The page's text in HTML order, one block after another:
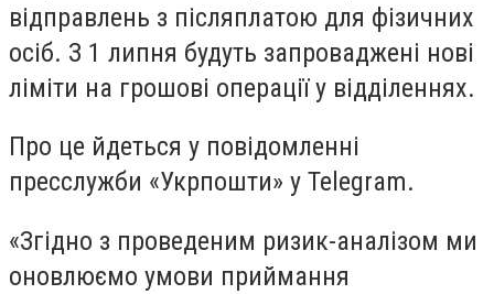
відправлень з післяплатою для фізичних
осіб. З 1 липня будуть запроваджені нові
ліміти на грошові операції у відділеннях.
Про це йдеться у повідомленні
пресслужби «Укрпошти» у Telegram.
«Згідно з проведеним ризик-аналізом ми
оновлюємо умови приймання